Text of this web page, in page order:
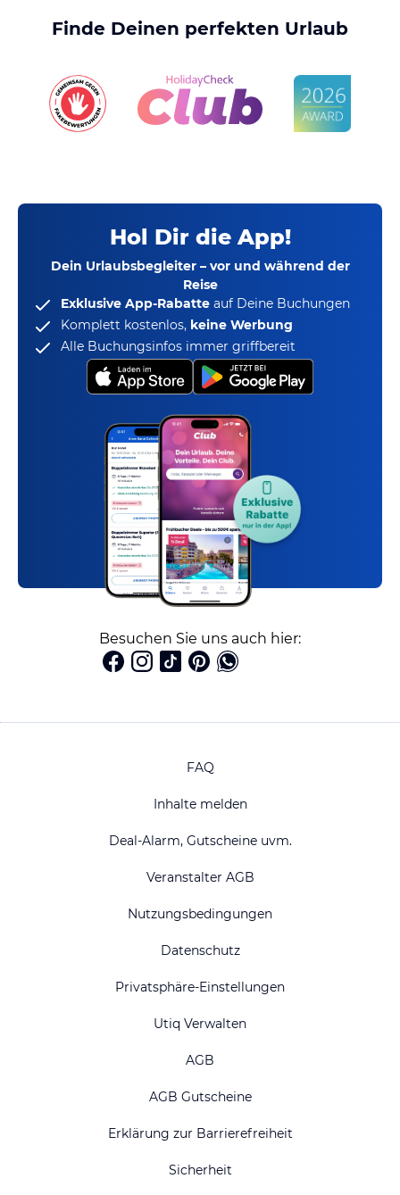
Finde Deinen perfekten Urlaub
Hol Dir die App!
Dein Urlaubsbegleiter – vor und während der
Reise
Exklusive App-Rabatte auf Deine Buchungen
Komplett kostenlos, keine Werbung
Alle Buchungsinfos immer griffbereit
Besuchen Sie uns auch hier:
FAQ
Inhalte melden
Deal-Alarm, Gutscheine uvm.
Veranstalter AGB
Nutzungsbedingungen
Datenschutz
Privatsphäre-Einstellungen
Utiq Verwalten
AGB
AGB Gutscheine
Erklärung zur Barrierefreiheit
Sicherheit